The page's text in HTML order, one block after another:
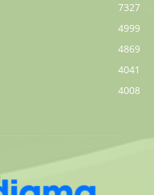
7327
4999
4869
4041
4008